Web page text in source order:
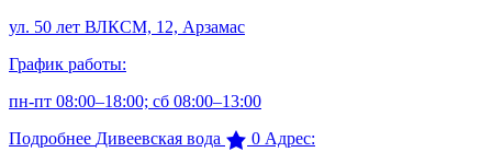
ул. 50 лет ВЛКСМ, 12, Арзамас
График работы:
пн-пт 08:00–18:00; сб 08:00–13:00
Подробнее Дивеевская вода 0 Адрес: